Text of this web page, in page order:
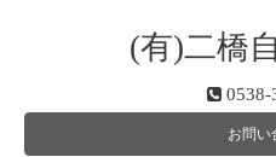
(有)二橋
0538-
お問い